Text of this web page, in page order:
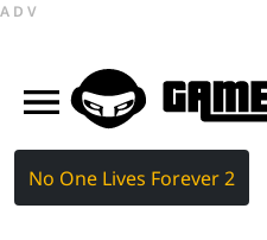
ADV
No One Lives Forever 2